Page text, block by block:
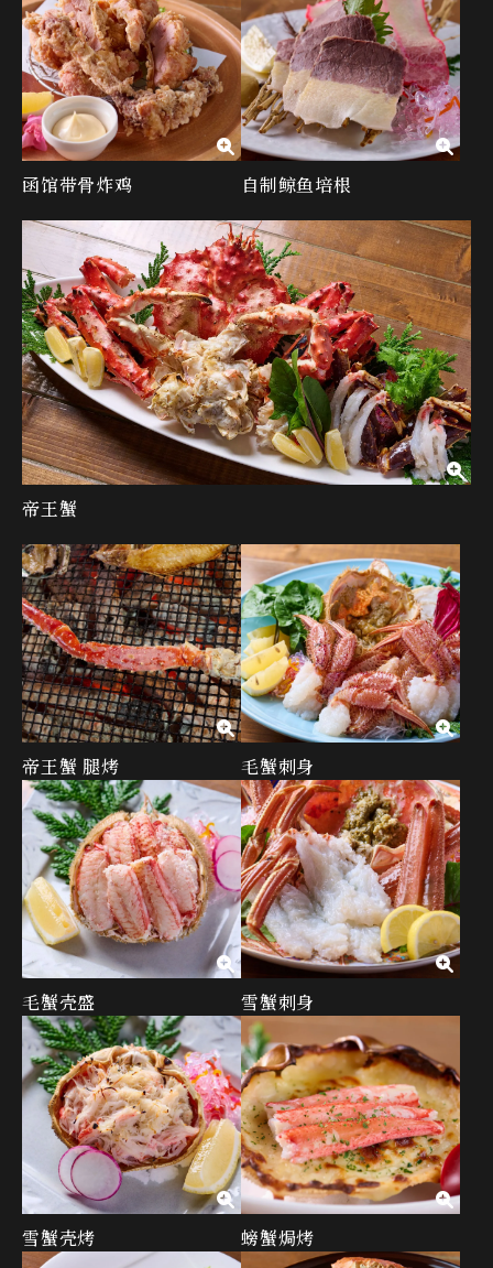
函馆带骨炸鸡 自制鲸鱼培根
帝王蟹
帝王蟹 腿烤 毛蟹刺身
毛蟹壳盛 雪蟹刺身
雪蟹壳烤 螃蟹焗烤